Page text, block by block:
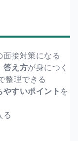
面接対策になる
答え方が身につく
整理できる
すいポイント を
る